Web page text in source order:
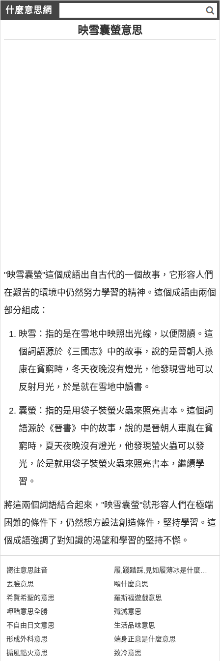
什麼意思網
映雪囊螢意思
"映雪囊螢"這個成語出自古代的一個故事，它形容人們
在艱苦的環境中仍然努力學習的精神。這個成語由兩個
部分組成：
映雪：指的是在雪地中映照出光線，以便閱讀。這
個詞語源於《三國志》中的故事，說的是晉朝人孫
康在貧窮時，冬天夜晚沒有燈光，他發現雪地可以
反射月光，於是就在雪地中讀書。
囊螢：指的是用袋子裝螢火蟲來照亮書本。這個詞
語源於《晉書》中的故事，說的是晉朝人車胤在貧
窮時，夏天夜晚沒有燈光，他發現螢火蟲可以發
光，於是就用袋子裝螢火蟲來照亮書本，繼續學
習。
將這兩個詞語結合起來，"映雪囊螢"就形容人們在極端
困難的條件下，仍然想方設法創造條件，堅持學習。這
個成語強調了對知識的渴望和學習的堅持不懈。
嚮往意思註音
丟臉意思
希賢希聖的意思
呷醋意思全勝
不自由日文意思
形成外科意思
搧風點火意思
履,踐踏踩,見如履薄冰是什麼意思
頤什麼意思
羅斯福遊戲意思
殲滅意思
生活品味意思
端身正意是什麼意思
致冷意思